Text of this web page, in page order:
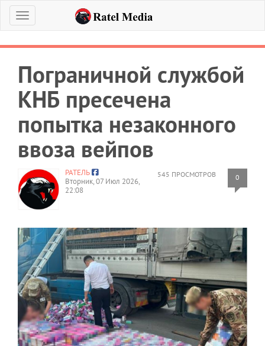
Меню
Пограничной службой
КНБ пресечена
попытка незаконного
ввоза вейпов
545 ПРОСМОТРОВ 0
РАТЕЛЬ
Вторник, 07 Июл 2026,
22:08